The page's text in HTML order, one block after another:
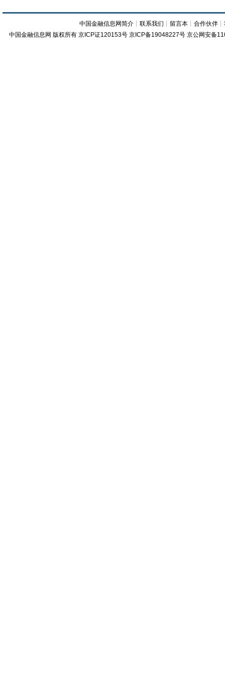
中国金融信息网简介 ┊联系我们 ┊ 留言本 ┊合作伙伴 ┊
中国金融信息网 版权所有 京ICP证120153号 京ICP备19048227号 京公网安备